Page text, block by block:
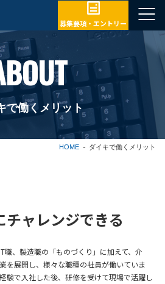
募集要項・エントリー
で働くメリット
HOME ダイキで働くメリット
ャレンジできる
職、製造職の「ものづくり」に加えて、介
を展開し、様々な職種の社員が働いていま
験で入社した後、研修を受けて現場で活躍し